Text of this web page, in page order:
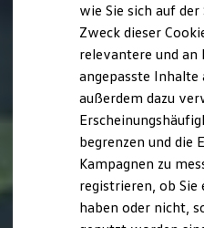
Kurzfahrprofile
XTL-
Ersatzteile und
Original Zubehör
myVolkswagen
myVolkswagen
Elektrisch & Autonom
Elektro - &
Unser Ansatz
wie Sie sich auf
Zweck dieser
relevantere und an
angepasste Inhalte
außerdem dazu
begrenzen und
Kampagnen zu
registrieren, ob Sie
haben oder nicht,